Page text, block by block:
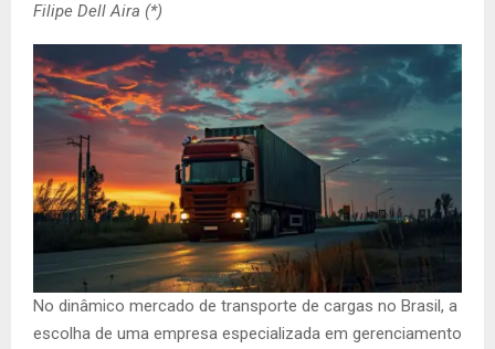
Filipe Dell Aira (*)
No dinâmico mercado de transporte de cargas no Brasil, a
escolha de uma empresa especializada em gerenciamento